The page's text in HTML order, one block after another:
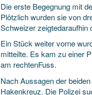
Die erste Begegnung mit
Plötzlich wurden sie von
Schweizer zeigtedaraufhin
Ein Stück weiter vorne
mitteilte. Es kam zu einer
am rechtenFuss.
Nach Aussagen der
Hakenkreuz. Die Polizei